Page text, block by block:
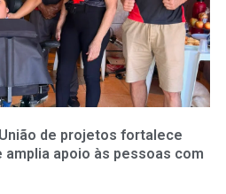
de projetos fortalece
apoio às pessoas com